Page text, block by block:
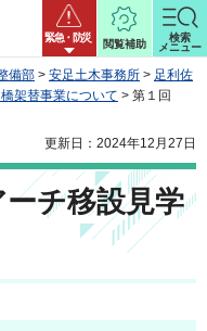
緊急・防災
閲覧補助
検索
メニュー
備部 > 安足土木事務所 > 足利佐
架替事業について > 第１回
更新日：2024年12月27日
チ移設見学